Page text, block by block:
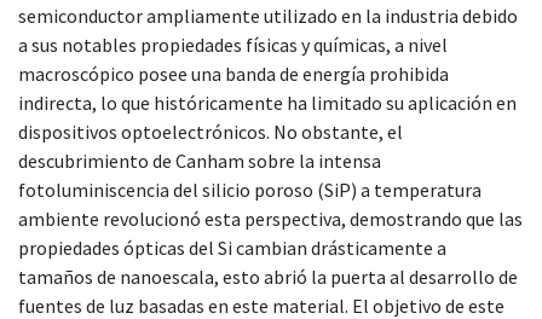
semiconductor ampliamente utilizado en la industria debido
a sus notables propiedades físicas y químicas, a nivel
macroscópico posee una banda de energía prohibida
indirecta, lo que históricamente ha limitado su aplicación en
dispositivos optoelectrónicos. No obstante, el
descubrimiento de Canham sobre la intensa
fotoluminiscencia del silicio poroso (SiP) a temperatura
ambiente revolucionó esta perspectiva, demostrando que las
propiedades ópticas del Si cambian drásticamente a
tamaños de nanoescala, esto abrió la puerta al desarrollo de
fuentes de luz basadas en este material. El objetivo de este